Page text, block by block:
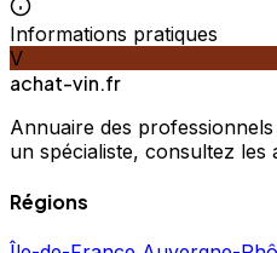
Informations pratiques
V
achat-vin.fr
Annuaire des
un spécialiste, consultez les
Régions